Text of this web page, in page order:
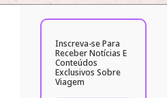
Inscreva-se Para
Receber Notícias E
Conteúdos
Exclusivos Sobre
Viagem